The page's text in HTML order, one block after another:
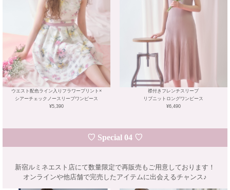
ウエスト配色ライン入りフラワープリント×
シアーチェックノースリーブワンピース
¥5,390
襟付きフレンチスリーブ
リブニットロングワンピース
¥6,490
♡ Special 04 ♡
新宿ルミネエスト店にて数量限定で再販売もご用意しております！
オンラインや他店舗で完売したアイテムに出会えるチャンス♪